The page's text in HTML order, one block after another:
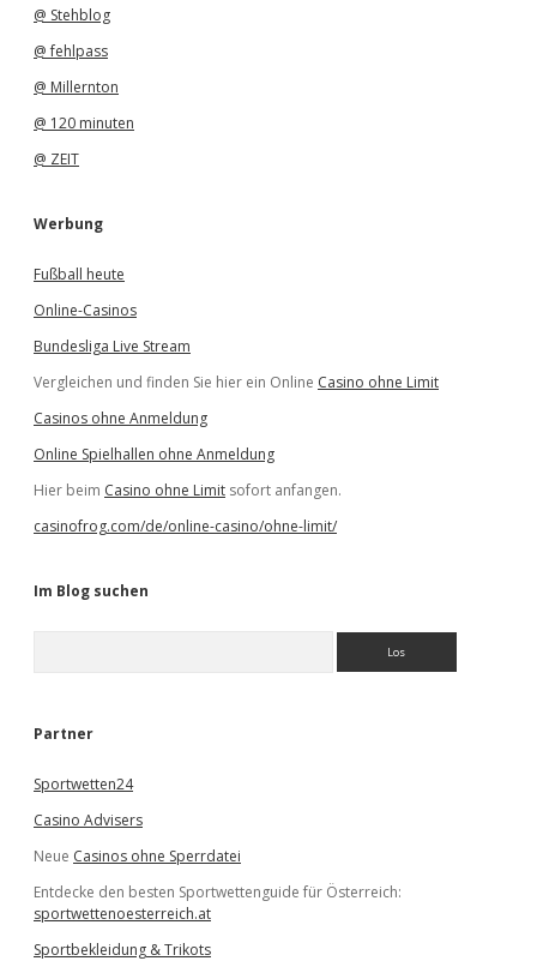
@ Stehblog
@ fehlpass
@ Millernton
@ 120 minuten
@ ZEIT
Werbung
Fußball heute
Online-Casinos
Bundesliga Live Stream
Vergleichen und finden Sie hier ein Online Casino ohne Limit
Casinos ohne Anmeldung
Online Spielhallen ohne Anmeldung
Hier beim Casino ohne Limit sofort anfangen.
casinofrog.com/de/online-casino/ohne-limit/
Im Blog suchen
e
Partner
Sportwetten24
Casino Advisers
Neue Casinos ohne Sperrdatei
Entdecke den besten Sportwettenguide für Österreich:
sportwettenoesterreich.at
Sportbekleidung & Trikots